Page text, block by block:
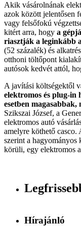
Akik vásárolnának
azok között jelentősen
vagy felsőfokú
kitért arra, hogy a
riasztják a leginkább
(52 százalék) és
otthoni töltőpont
autósok kedvét attól,
A javítási költségektől
elektromos és plug-in
esetben
Szikszai József, a
elektromos autó
amelyre köthető casco.
szerint a hagyományos
körüli, egy elektromos
Hírajánló